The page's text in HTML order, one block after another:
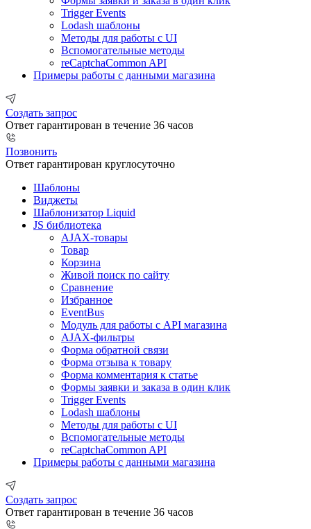
Trigger Events
Lodash шаблоны
Методы для работы с UI
Вспомогательные методы
reCaptchaCommon API
Примеры работы с данными магазина
Создать запрос
Ответ гарантирован в течение 36 часов
Позвонить
Ответ гарантирован круглосуточно
Шаблоны
Виджеты
Шаблонизатор Liquid
JS библиотека
AJAX-товары
Товар
Корзина
Живой поиск по сайту
Сравнение
Избранное
EventBus
Модуль для работы с API магазина
AJAX-фильтры
Форма обратной связи
Форма отзыва к товару
Форма комментария к статье
Формы заявки и заказа в один клик
Trigger Events
Lodash шаблоны
Методы для работы с UI
Вспомогательные методы
reCaptchaCommon API
Примеры работы с данными магазина
Создать запрос
Ответ гарантирован в течение 36 часов